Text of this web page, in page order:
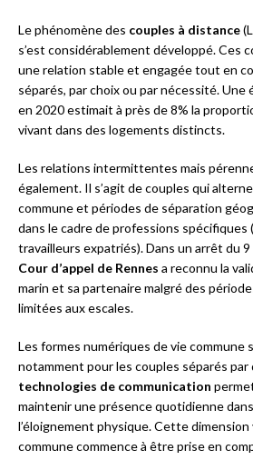
Le phénomène des couples à distance
s’est considérablement développé. Ces
une relation stable et engagée tout en
séparés, par choix ou par nécessité. Une
en 2020 estimait à près de 8% la
vivant dans des logements distincts.
Les relations intermittentes mais
également. Il s’agit de couples qui
commune et périodes de séparation
dans le cadre de professions spécifiques
travailleurs expatriés). Dans un arrêt du 9
Cour d’appel de Rennes a reconnu la
marin et sa partenaire malgré des
limitées aux escales.
Les formes numériques de vie commune
notamment pour les couples séparés
technologies de communication
maintenir une présence quotidienne
l’éloignement physique. Cette
commune commence à être prise en